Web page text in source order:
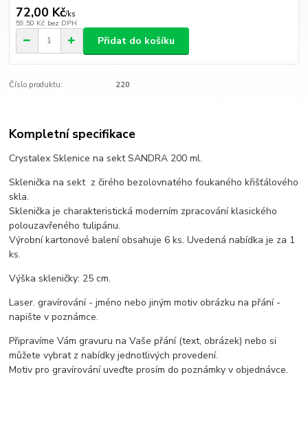
72,00 Kč/ks
59,50 Kč bez DPH
Přidat do košíku
Číslo produktu: 220
Kompletní specifikace
Crystalex Sklenice na sekt SANDRA 200 ml.
Sklenička na sekt z čirého bezolovnatého foukaného křišťálového
skla.
Sklenička je charakteristická moderním zpracování klasického
polouzavřeného tulipánu.
Výrobní kartonové balení obsahuje 6 ks. Uvedená nabídka je za 1
ks.
Výška skleničky: 25 cm.
Laser. gravírování - jméno nebo jiným motiv obrázku na přání -
napište v poznámce.
Připravíme Vám gravuru na Vaše přání (text, obrázek) nebo si
můžete vybrat z nabídky jednotlivých provedení.
Motiv pro gravírování uveďte prosím do poznámky v objednávce.